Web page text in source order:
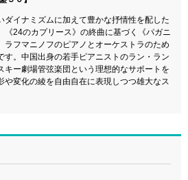
ダイナミズムに加えて豊かな抒情性を配した
《24のカプリース》の終曲に基づく《パガニ
ラフマニノフのピアノとオーケストラのため
す。中国出身の若手ピアニストのラン・ラン
キー劇場管弦楽団という理想的なサポートを
や変化の綾を自由自在に表現しつつ雄大なス